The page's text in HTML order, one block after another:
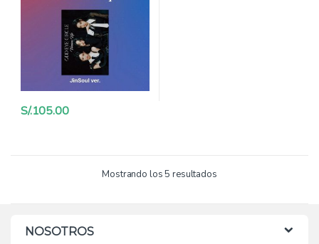
S/.105.00
Mostrando los 5 resultados
NOSOTROS